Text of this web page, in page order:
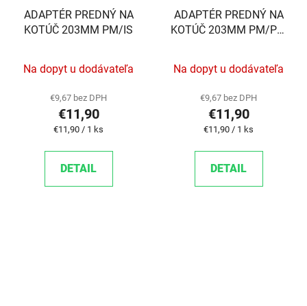
ADAPTÉR PREDNÝ NA
KOTÚČ 203MM PM/IS
Na dopyt u dodávateľa
€9,67 bez DPH
€11,90
Jednotková cena:
€11,90 / 1 ks
DETAIL
ADAPTÉR PREDNÝ NA
KOTÚČ 203MM PM/PM
Na dopyt u dodávateľa
€9,67 bez DPH
€11,90
Jednotková cena:
€11,90 / 1 ks
DETAIL